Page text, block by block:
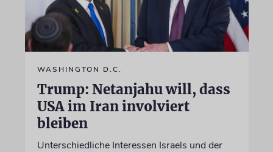
WASHINGTON D.C.
Trump: Netanjahu will, dass
USA im Iran involviert
bleiben
Unterschiedliche Interessen Israels und der